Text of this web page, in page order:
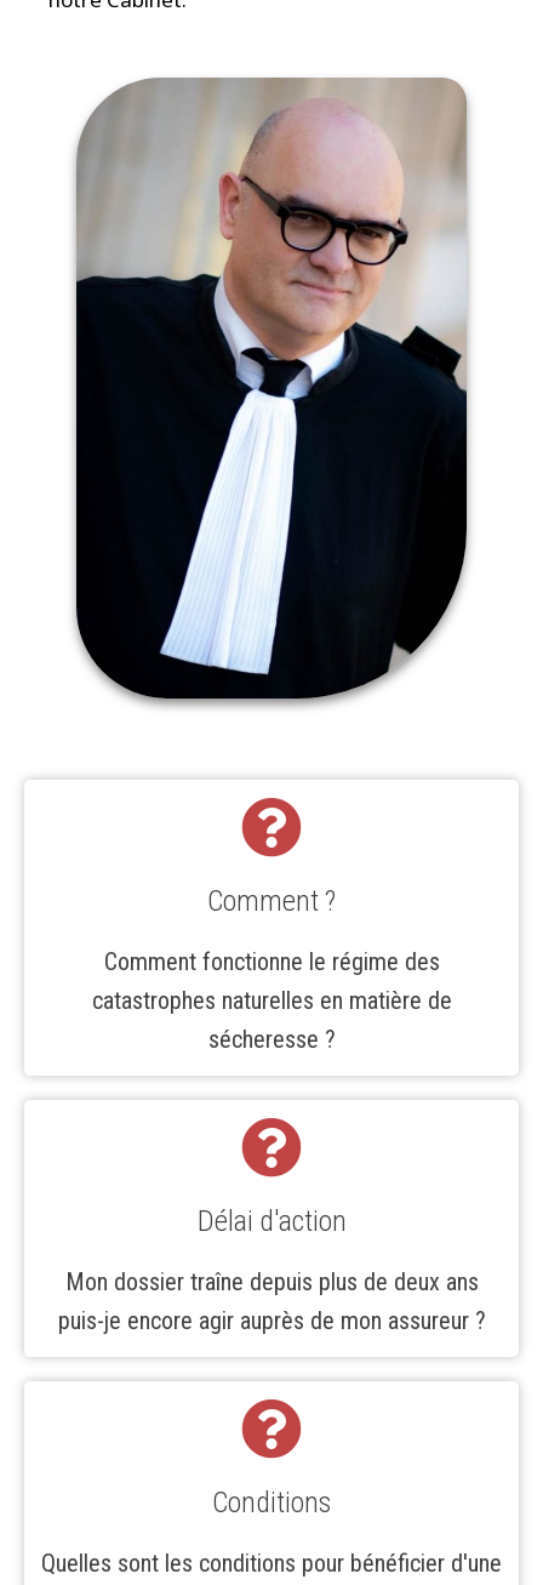
Comment ?
Comment fonctionne le régime des
catastrophes naturelles en matière de
sécheresse ?
Délai d'action
Mon dossier traîne depuis plus de deux ans
puis-je encore agir auprès de mon assureur ?
Conditions
Quelles sont les conditions pour bénéficier d'une